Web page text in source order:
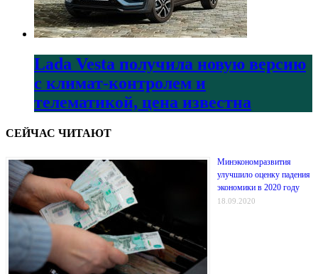
Lada Vesta получила новую версию
с климат-контролем и
телематикой, цена известна
СЕЙЧАС ЧИТАЮТ
Минэкономразвития
улучшило оценку падения
экономики в 2020 году
18.09.2020